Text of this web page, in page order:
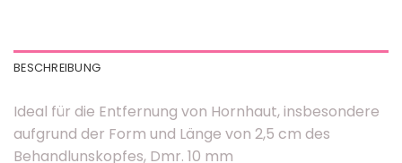
BESCHREIBUNG
Ideal für die Entfernung von Hornhaut, insbesondere
aufgrund der Form und Länge von 2,5 cm des
Behandlunskopfes, Dmr. 10 mm